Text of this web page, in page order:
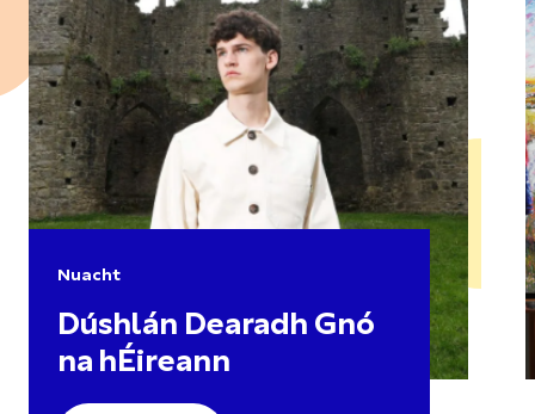
Nuacht
Dúshlán Dearadh Gnó
na hÉireann